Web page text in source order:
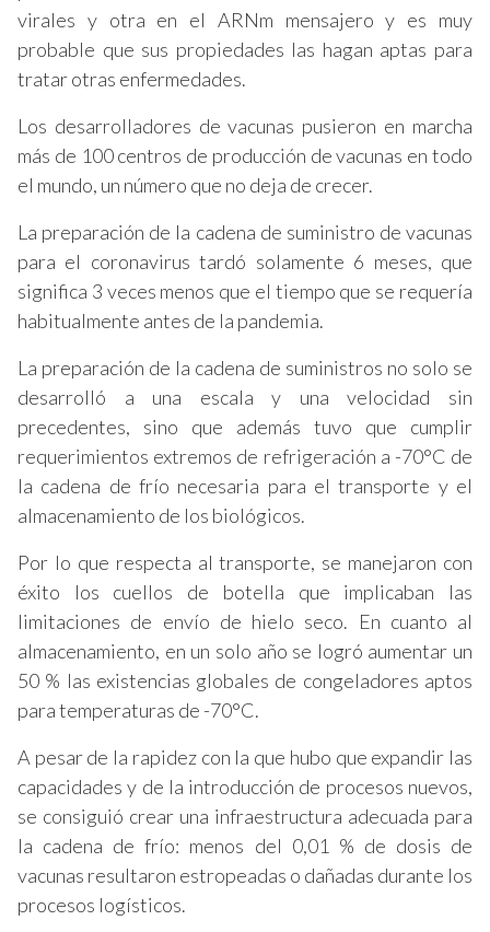
virales y otra en el ARNm mensajero y es muy
probable que sus propiedades las hagan aptas para
tratar otras enfermedades.
Los desarrolladores de vacunas pusieron en marcha
más de 100 centros de producción de vacunas en todo
el mundo, un número que no deja de crecer.
La preparación de la cadena de suministro de vacunas
para el coronavirus tardó solamente 6 meses, que
significa 3 veces menos que el tiempo que se requería
habitualmente antes de la pandemia.
La preparación de la cadena de suministros no solo se
desarrolló a una escala y una velocidad sin
precedentes, sino que además tuvo que cumplir
requerimientos extremos de refrigeración a -70°C de
la cadena de frío necesaria para el transporte y el
almacenamiento de los biológicos.
Por lo que respecta al transporte, se manejaron con
éxito los cuellos de botella que implicaban las
limitaciones de envío de hielo seco. En cuanto al
almacenamiento, en un solo año se logró aumentar un
50 % las existencias globales de congeladores aptos
para temperaturas de -70°C.
A pesar de la rapidez con la que hubo que expandir las
capacidades y de la introducción de procesos nuevos,
se consiguió crear una infraestructura adecuada para
la cadena de frío: menos del 0,01 % de dosis de
vacunas resultaron estropeadas o dañadas durante los
procesos logísticos.